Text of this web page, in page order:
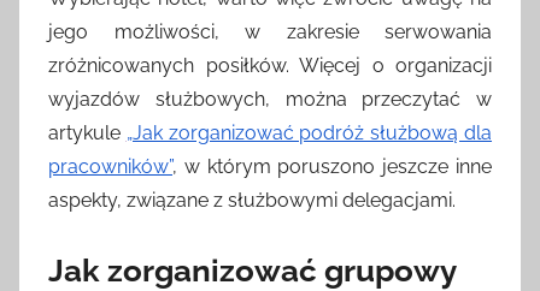
jego możliwości, w zakresie serwowania
zróżnicowanych posiłków. Więcej o organizacji
wyjazdów służbowych, można przeczytać w
artykule „Jak zorganizować podróż służbową dla
pracowników”, w którym poruszono jeszcze inne
aspekty, związane z służbowymi delegacjami.
Jak zorganizować grupowy